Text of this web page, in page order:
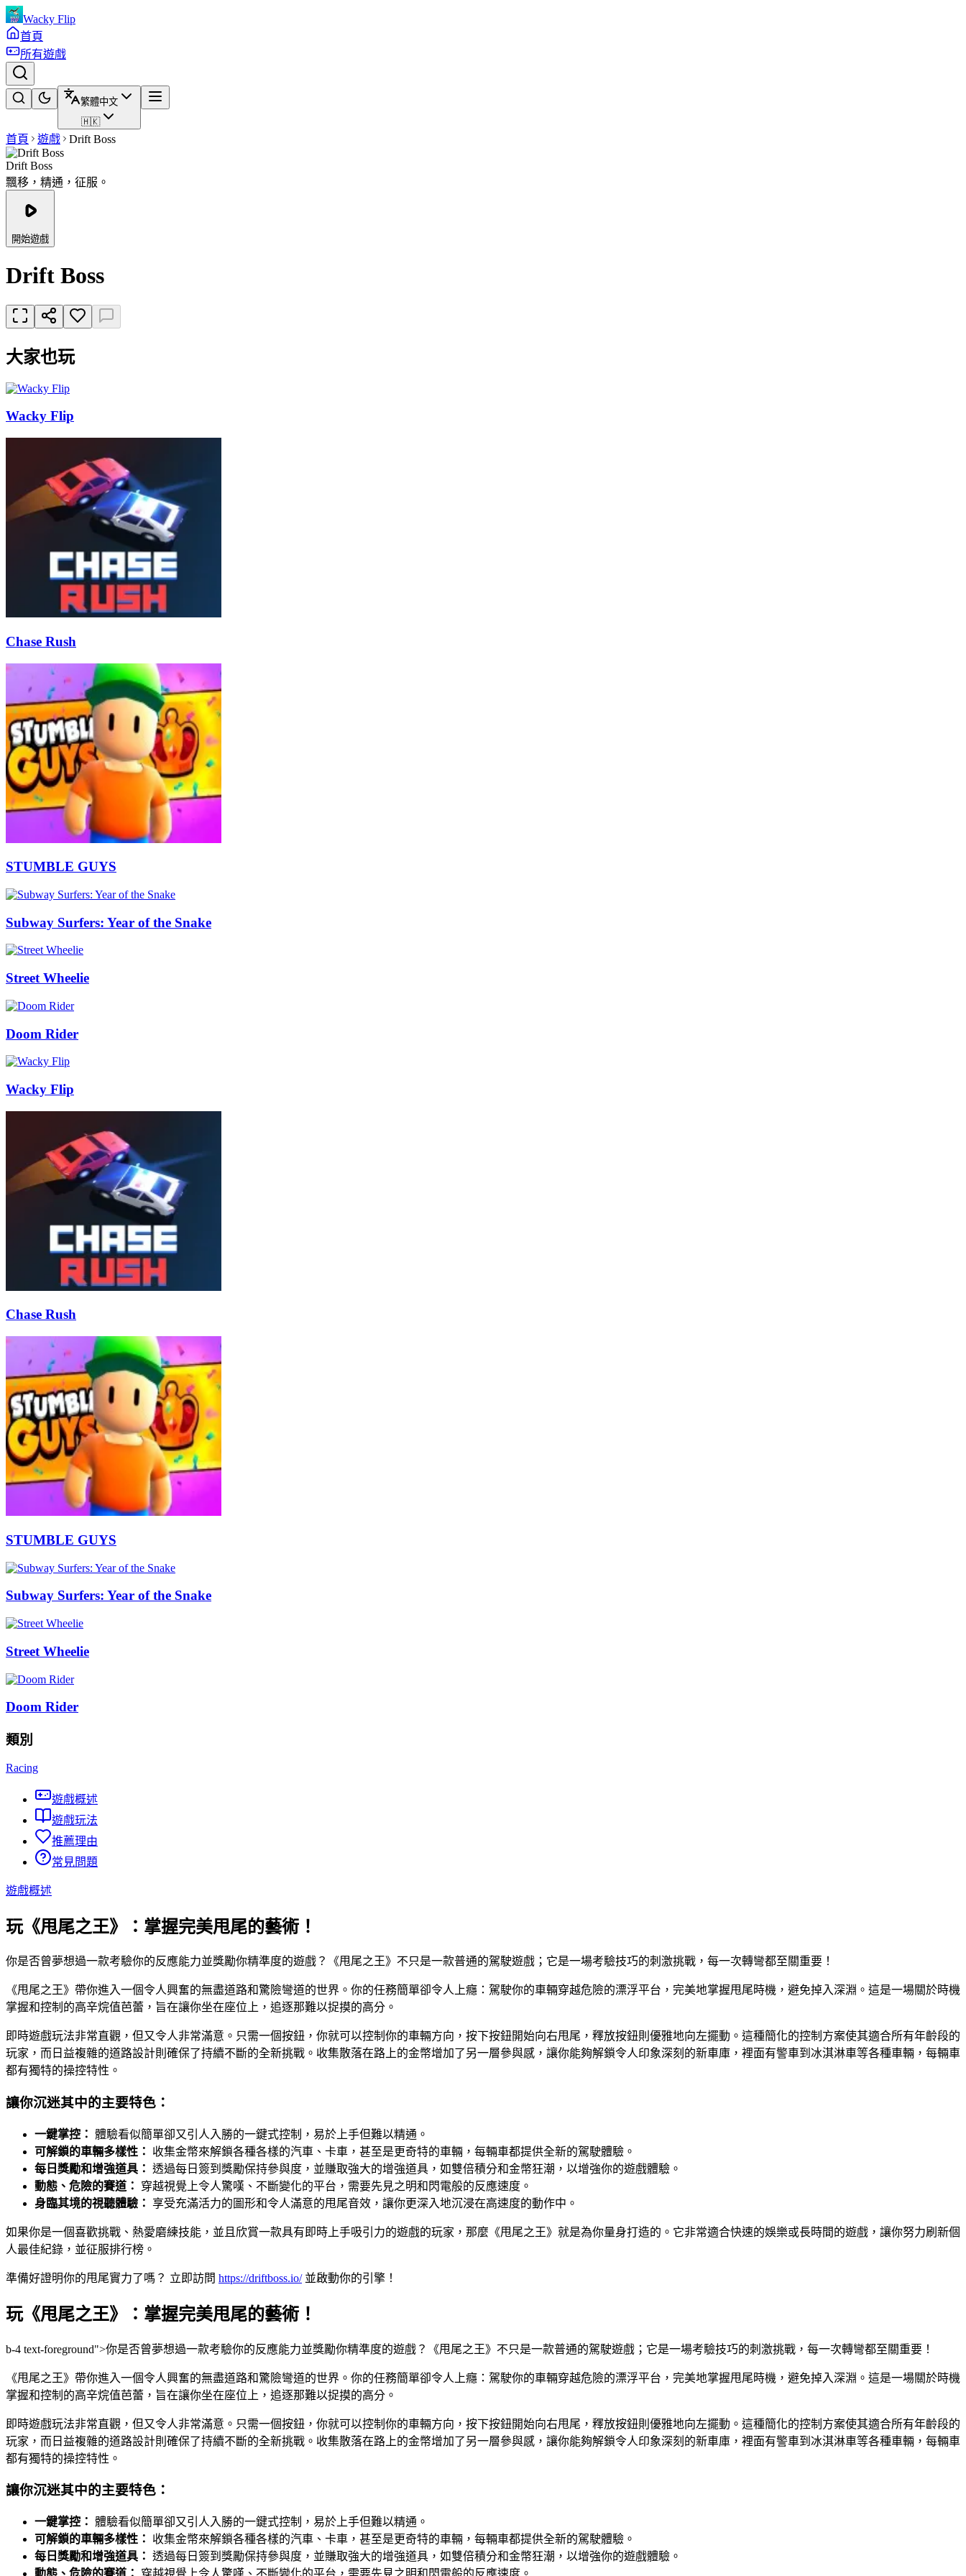
Wacky Flip
首頁
所有遊戲
繁體中文
🇭🇰
首頁 遊戲 Drift Boss
Drift Boss
飄移，精通，征服。
開始遊戲
Drift Boss
大家也玩
Wacky Flip
Chase Rush
STUMBLE GUYS
Subway Surfers: Year of the Snake
Street Wheelie
Doom Rider
Wacky Flip
Chase Rush
STUMBLE GUYS
Subway Surfers: Year of the Snake
Street Wheelie
Doom Rider
類別
Racing
遊戲概述
遊戲玩法
推薦理由
常見問題
遊戲概述
玩《甩尾之王》：掌握完美甩尾的藝術！
你是否曾夢想過一款考驗你的反應能力並獎勵你精準度的遊戲？《甩尾之王》不只是一款普通的駕駛遊戲；它是一場考驗技巧的刺激挑戰，每一次轉彎都至關重要！
《甩尾之王》帶你進入一個令人興奮的無盡道路和驚險彎道的世界。你的任務簡單卻令人上癮：駕駛你的車輛穿越危險的漂浮平台，完美地掌握甩尾時機，避免掉入深淵。這是一場關於時機
掌握和控制的高辛烷值芭蕾，旨在讓你坐在座位上，追逐那難以捉摸的高分。
即時遊戲玩法非常直觀，但又令人非常滿意。只需一個按鈕，你就可以控制你的車輛方向，按下按鈕開始向右甩尾，釋放按鈕則優雅地向左擺動。這種簡化的控制方案使其適合所有年齡段的
玩家，而日益複雜的道路設計則確保了持續不斷的全新挑戰。收集散落在路上的金幣增加了另一層參與感，讓你能夠解鎖令人印象深刻的新車庫，裡面有警車到冰淇淋車等各種車輛，每輛車
都有獨特的操控特性。
讓你沉迷其中的主要特色：
一鍵掌控： 體驗看似簡單卻又引人入勝的一鍵式控制，易於上手但難以精通。
可解鎖的車輛多樣性：
收集金幣來解鎖各種各樣的汽車、卡車，甚至是更奇特的車輛，每輛車都提供全新的駕駛體驗。
每日獎勵和增強道具： 透過每日簽到獎勵保持參與度，並賺取強大的增強道具，如雙倍積分和金幣狂潮，以增強你的遊戲體驗。
動態、危險的賽道：
穿越視覺上令人驚嘆、不斷變化的平台，需要先見之明和閃電般的反應速度。
身臨其境的視聽體驗： 享受充滿活力的圖形和令人滿意的甩尾音效，讓你更深入地沉浸在高速度的動作中。
如果你是一個喜歡挑戰、熱愛磨練技能，並且欣賞一款具有即時上手吸引力的遊戲的玩家，那麼《甩尾之王》就是為你量身打造的。它非常適合快速的娛樂或長時間的遊戲，讓你努力刷新個
人最佳紀錄，並征服排行榜。
準備好證明你的甩尾實力了嗎？ 立即訪問 https://driftboss.io/並啟動你的引擎！
玩《甩尾之王》：掌握完美甩尾的藝術！
b-4 text-foreground">你是否曾夢想過一款考驗你的反應能力並獎勵你精準度的遊戲？《甩尾之王》不只是一款普通的駕駛遊戲；它是一場考驗技巧的刺激挑戰，每一次轉彎都至關重要！
《甩尾之王》帶你進入一個令人興奮的無盡道路和驚險彎道的世界。你的任務簡單卻令人上癮：駕駛你的車輛穿越危險的漂浮平台，完美地掌握甩尾時機，避免掉入深淵。這是一場關於時機
掌握和控制的高辛烷值芭蕾，旨在讓你坐在座位上，追逐那難以捉摸的高分。
即時遊戲玩法非常直觀，但又令人非常滿意。只需一個按鈕，你就可以控制你的車輛方向，按下按鈕開始向右甩尾，釋放按鈕則優雅地向左擺動。這種簡化的控制方案使其適合所有年齡段的
玩家，而日益複雜的道路設計則確保了持續不斷的全新挑戰。收集散落在路上的金幣增加了另一層參與感，讓你能夠解鎖令人印象深刻的新車庫，裡面有警車到冰淇淋車等各種車輛，每輛車
都有獨特的操控特性。
讓你沉迷其中的主要特色：
一鍵掌控： 體驗看似簡單卻又引人入勝的一鍵式控制，易於上手但難以精通。
可解鎖的車輛多樣性：
收集金幣來解鎖各種各樣的汽車、卡車，甚至是更奇特的車輛，每輛車都提供全新的駕駛體驗。
每日獎勵和增強道具： 透過每日簽到獎勵保持參與度，並賺取強大的增強道具，如雙倍積分和金幣狂潮，以增強你的遊戲體驗。